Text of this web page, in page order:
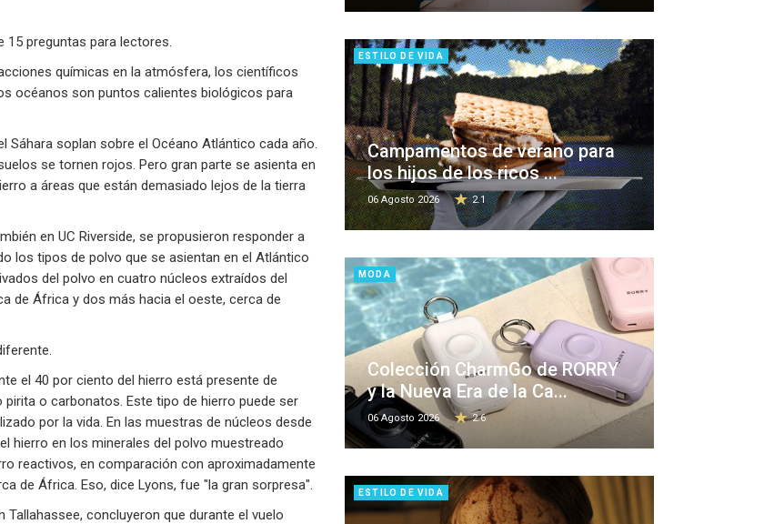
preguntas para lectores.
químicas en la atmósfera, los científicos
océanos son puntos calientes biológicos para
soplan sobre el Océano Atlántico cada año.
se tornen rojos. Pero gran parte se asienta en
a áreas que están demasiado lejos de la tierra
en UC Riverside, se propusieron responder a
los tipos de polvo que se asientan en el Atlántico
del polvo en cuatro núcleos extraídos del
de África y dos más hacia el oeste, cerca de
el 40 por ciento del hierro está presente de
o carbonatos. Este tipo de hierro puede ser
por la vida. En las muestras de núcleos desde
hierro en los minerales del polvo muestreado
reactivos, en comparación con aproximadamente
de África. Eso, dice Lyons, fue "la gran sorpresa".
Tallahassee, concluyeron que durante el vuelo
ESTILO DE VIDA
Campamentos de verano para
los hijos de los ricos ...
06 Agosto 2026 2.1
MODA
Colección CharmGo de RORRY
y la Nueva Era de la Ca...
06 Agosto 2026 2.6
ESTILO DE VIDA